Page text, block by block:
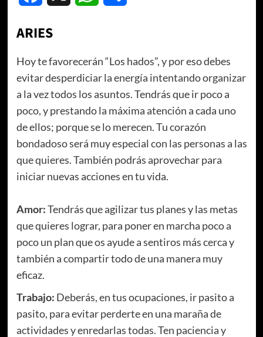
ARIES
Hoy te favorecerán “Los hados”, y por eso debes
evitar desperdiciar la energía intentando organizar
a la vez todos los asuntos. Tendrás que ir poco a
poco, y prestando la máxima atención a cada uno
de ellos; porque se lo merecen. Tu corazón
bondadoso será muy especial con las personas a las
que quieres. También podrás aprovechar para
iniciar nuevas acciones en tu vida.
Amor:Tendrás que agilizar tus planes y las metas
que quieres lograr, para poner en marcha poco a
poco un plan que os ayude a sentiros más cerca y
también a compartir todo de una manera muy
eficaz.
Trabajo: Deberás, en tus ocupaciones, ir pasito a
pasito, para evitar perderte en una maraña de
actividades y enredarlas todas. Ten paciencia y